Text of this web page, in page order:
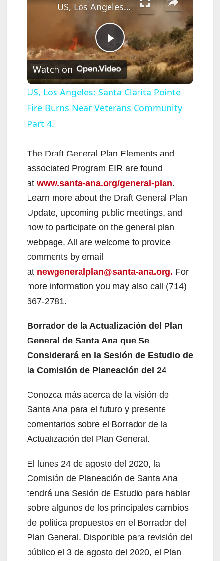
P
l
a
V
i
d
o
US, Los Angeles: Santa Clarita Pointe Fire Burns Near Veterans Community Part 4.
Watch on
US, Los Angeles: Santa Clarita Pointe
Fire Burns Near Veterans Community
Part 4.
The Draft General Plan Elements and
associated Program EIR are found
at www.santa-ana.org/general-plan.
Learn more about the Draft General Plan
Update, upcoming public meetings, and
how to participate on the general plan
webpage. All are welcome to provide
comments by email
at newgeneralplan@santa-ana.org. For
more information you may also call (714)
667-2781.
Borrador de la Actualización del Plan
General de Santa Ana que Se
Considerará en la Sesión de Estudio de
la Comisión de Planeación del 24
Conozca más acerca de la visión de
Santa Ana para el futuro y presente
comentarios sobre el Borrador de la
Actualización del Plan General.
El lunes 24 de agosto del 2020, la
Comisión de Planeación de Santa Ana
tendrá una Sesión de Estudio para hablar
sobre algunos de los principales cambios
de política propuestos en el Borrador del
Plan General. Disponible para revisión del
público el 3 de agosto del 2020, el Plan